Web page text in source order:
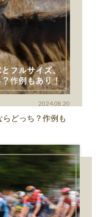
2024.08.20
どっち？作例も